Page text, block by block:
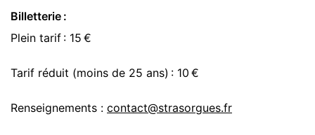
Billetterie :
Plein tarif : 15 €
Tarif réduit (moins de 25 ans) : 10 €
Renseignements : contact@strasorgues.fr